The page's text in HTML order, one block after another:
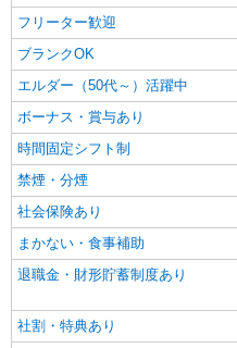
フリーター歓迎
ブランクOK
エルダー（50代～）活躍中
ボーナス・賞与あり
時間固定シフト制
禁煙・分煙
社会保険あり
まかない・食事補助
退職金・財形貯蓄制度あり
社割・特典あり